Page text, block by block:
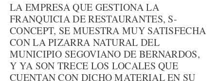
LA EMPRESA QUE GESTIONA LA
FRANQUICIA DE RESTAURANTES, S-
CONCEPT, SE MUESTRA MUY SATISFECHA
CON LA PIZARRA NATURAL DEL
MUNICIPIO SEGOVIANO DE BERNARDOS,
Y YA SON TRECE LOS LOCALES QUE
CUENTAN CON DICHO MATERIAL EN SU